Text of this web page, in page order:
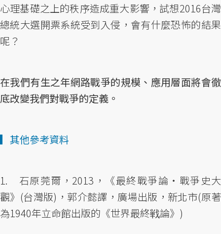
心理基礎之上的秩序造成重大影響，試想2016台灣
總統大選開票系統受到入侵，會有什麼恐怖的結果
呢？
在我們有生之年網路戰爭的規模、應用層面將會徹
底改變我們對戰爭的定義。
▎其他參考資料
1. 石原莞爾，2013，《最終戰爭論‧戰爭史大
觀》(台灣版)，郭介懿譯，廣場出版，新北市(原著
為1940年立命館出版的《世界最終戦論》)